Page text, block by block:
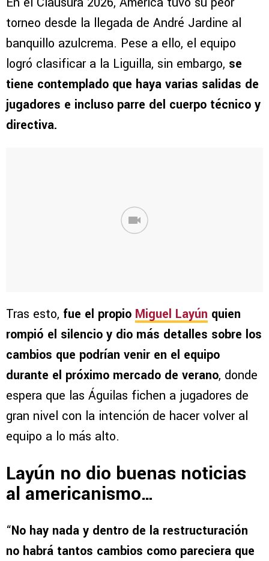
torneo desde la llegada de André Jardine al
banquillo azulcrema. Pese a ello, el equipo
logró clasificar a la Liguilla, sin embargo, se
tiene contemplado que haya varias salidas de
jugadores e incluso parre del cuerpo técnico y
directiva.
Tras esto, fue el propio Miguel Layún quien
rompió el silencio y dio más detalles sobre los
cambios que podrían venir en el equipo
durante el próximo mercado de verano, donde
espera que las Águilas fichen a jugadores de
gran nivel con la intención de hacer volver al
equipo a lo más alto.
Layún no dio buenas noticias
al americanismo…
“No hay nada y dentro de la restructuración
no habrá tantos cambios como pareciera que